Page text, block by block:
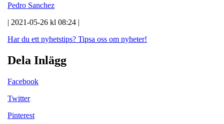
Pedro Sanchez
| 2021-05-26 kl 08:24 |
Har du ett nyhetstips? Tipsa oss om nyheter!
Dela Inlägg
Facebook
Twitter
Pinterest